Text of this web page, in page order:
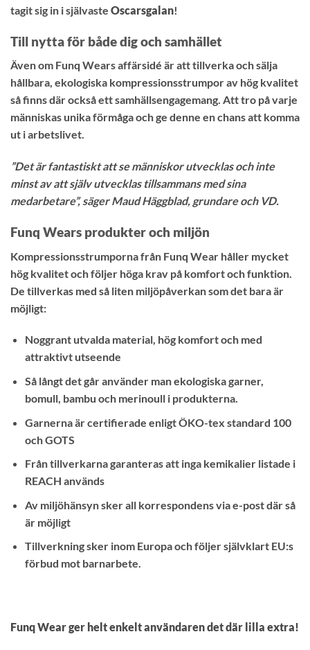
tagit sig in i självaste Oscarsgalan!
Till nytta för både dig och samhället
Även om Funq Wears affärsidé är att tillverka och sälja
hållbara, ekologiska kompressionsstrumpor av hög kvalitet
så finns där också ett samhällsengagemang. Att tro på varje
människas unika förmåga och ge denne en chans att komma
ut i arbetslivet.
”Det är fantastiskt att se människor utvecklas och inte
minst av att själv utvecklas tillsammans med sina
medarbetare”, säger Maud Häggblad, grundare och VD.
Funq Wears produkter och miljön
Kompressionsstrumporna från Funq Wear håller mycket
hög kvalitet och följer höga krav på komfort och funktion.
De tillverkas med så liten miljöpåverkan som det bara är
möjligt:
Noggrant utvalda material, hög komfort och med
attraktivt utseende
Så långt det går använder man ekologiska garner,
bomull, bambu och merinoull i produkterna.
Garnerna är certifierade enligt ÖKO-tex standard 100
och GOTS
Från tillverkarna garanteras att inga kemikalier listade i
REACH används
Av miljöhänsyn sker all korrespondens via e-post där så
är möjligt
Tillverkning sker inom Europa och följer självklart EU:s
förbud mot barnarbete.
Funq Wear ger helt enkelt användaren det där lilla extra!